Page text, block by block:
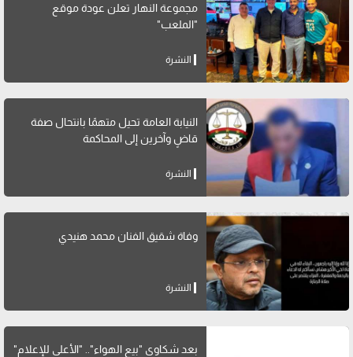
مجموعة النهار تعلن عودة موقع
"الملعب"
النشرة
النيابة العامة تحيل متهمًا بانتحال صفة
قاضٍ وآخرين إلى المحاكمة
النشرة
وفاة شقيق الفنان محمد هنيدي
النشرة
بعد شكاوى "بيع الهواء".. "الأعلى للإعلام"